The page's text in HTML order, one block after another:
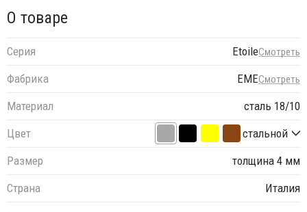
О товаре
Серия EtoileСмотреть
Фабрика EMEСмотреть
Материал
сталь 18/10
Цвет
стальной
Размер
толщина 4 мм
Страна
Италия